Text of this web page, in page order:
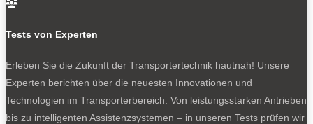

Tests von Experten
Erleben Sie die Zukunft der Transportertechnik hautnah! Unsere
Experten berichten über die neuesten Innovationen und
Technologien im Transporterbereich. Von leistungsstarken Antrieben
bis zu intelligenten Assistenzsystemen – in unseren Tests prüfen wir